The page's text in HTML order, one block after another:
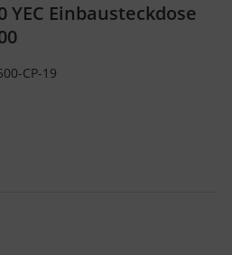
YEC Einbausteckdose
CP-19